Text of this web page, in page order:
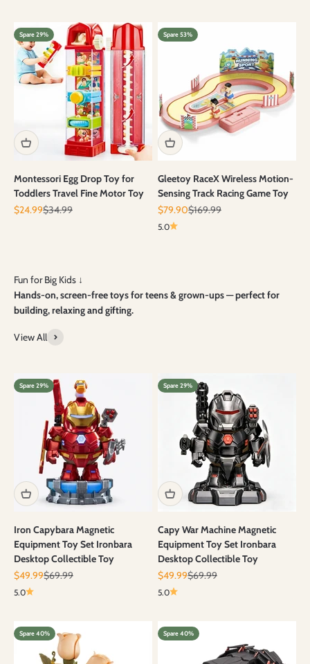
Spare 29%
Montessori Egg Drop Toy for
Toddlers Travel Fine Motor Toy
Angebot
$24.99Regulärer Preis
$34.99
Spare 53%
Gleetoy RaceX Wireless Motion-
Sensing Track Racing Game Toy
Angebot
$79.90Regulärer Preis
$169.99
5.0
Hands-on, screen-free toys for teens & grown-ups — perfect for
building, relaxing and gifting.
View All
Spare 29%
Iron Capybara Magnetic
Equipment Toy Set Ironbara
Desktop Collectible Toy
Angebot
$49.99Regulärer Preis
$69.99
5.0
Spare 29%
Capy War Machine Magnetic
Equipment Toy Set Ironbara
Desktop Collectible Toy
Angebot
$49.99Regulärer Preis
$69.99
5.0
Spare 40% Spare 40%